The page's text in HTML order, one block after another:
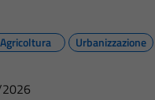
Agricoltura Urbanizzazione